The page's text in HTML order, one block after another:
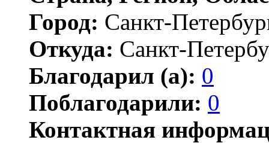
Город: Санкт-
Откуда: Санкт-
Благодарил (а): 0
Поблагодарили: 0
Контактная